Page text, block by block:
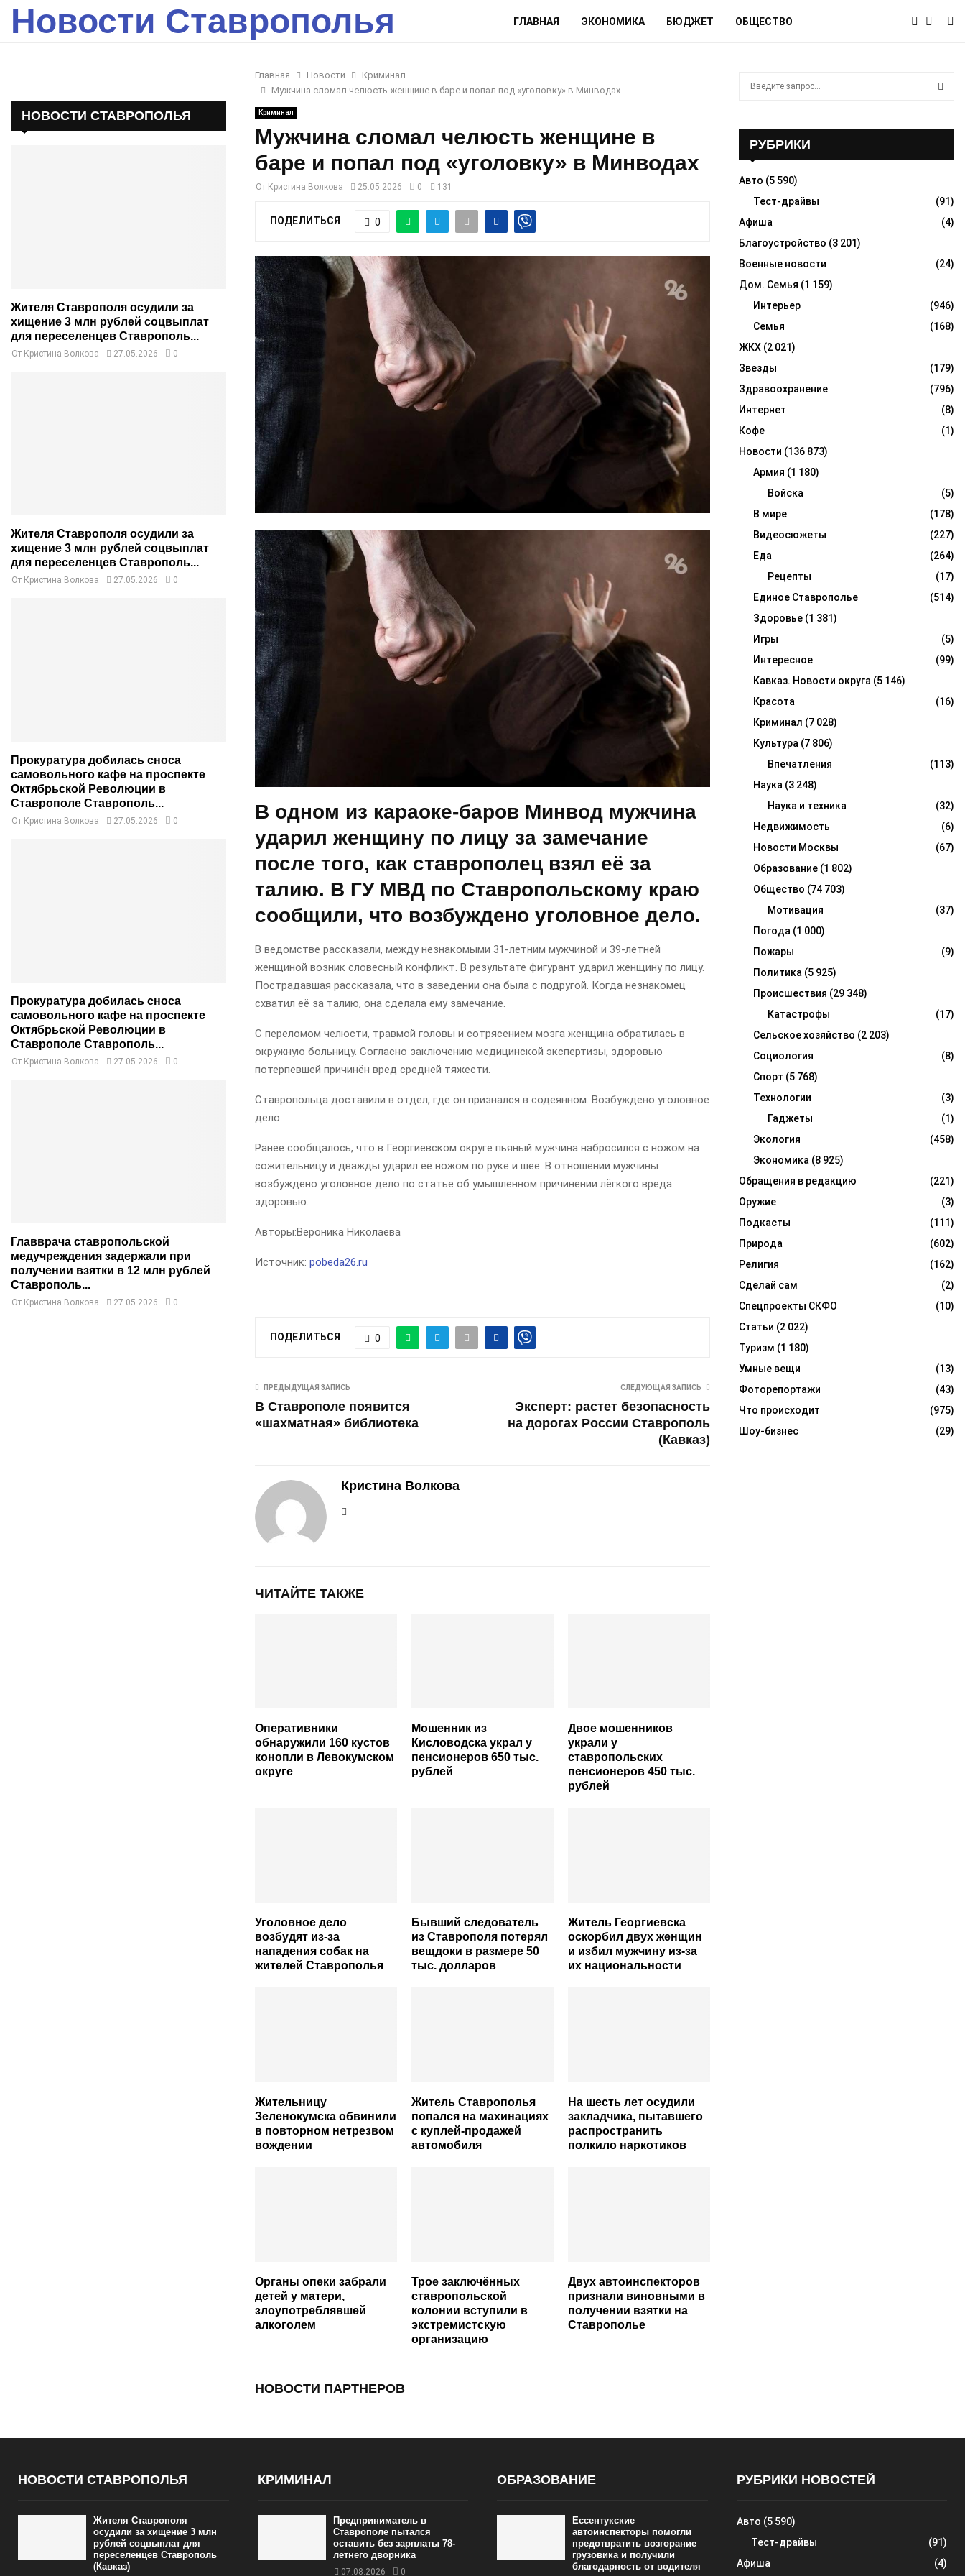
Новости Ставрополья ГЛАВНАЯ ЭКОНОМИКА БЮДЖЕТ ОБЩЕСТВО
Главная Новости
Криминал
Мужчина сломал челюсть женщине в баре и попал под «уголовку» в Минводах
Криминал
Мужчина сломал челюсть женщине в
баре и попал под «уголовку» в Минводах
От Кристина Волкова 25.05.2026 0 131
ПОДЕЛИТЬСЯ 0
В одном из караоке-баров Минвод мужчина
ударил женщину по лицу за замечание
после того, как ставрополец взял её за
талию. В ГУ МВД по Ставропольскому краю
сообщили, что возбуждено уголовное дело.
В ведомстве рассказали, между незнакомыми 31-летним мужчиной и 39-летней
женщиной возник словесный конфликт. В результате фигурант ударил женщину по лицу.
Пострадавшая рассказала, что в заведении она была с подругой. Когда незнакомец
схватил её за талию, она сделала ему замечание.
С переломом челюсти, травмой головы и сотрясением мозга женщина обратилась в
окружную больницу. Согласно заключению медицинской экспертизы, здоровью
потерпевшей причинён вред средней тяжести.
Ставропольца доставили в отдел, где он признался в содеянном. Возбуждено уголовное
дело.
Ранее сообщалось, что в Георгиевском округе пьяный мужчина набросился с ножом на
сожительницу и дважды ударил её ножом по руке и шее. В отношении мужчины
возбуждено уголовное дело по статье об умышленном причинении лёгкого вреда
здоровью.
Авторы:Вероника Николаева
Источник: pobeda26.ru
ПОДЕЛИТЬСЯ 0
ПРЕДЫДУЩАЯ ЗАПИСЬ
В Ставрополе появится
«шахматная» библиотека
СЛЕДУЮЩАЯ ЗАПИСЬ
Эксперт: растет безопасность
на дорогах России Ставрополь
(Кавказ)
Кристина Волкова
ЧИТАЙТЕ ТАКЖЕ
Оперативники
обнаружили 160 кустов
конопли в Левокумском
округе
Мошенник из
Кисловодска украл у
пенсионеров 650 тыс.
рублей
Двое мошенников
украли у
ставропольских
пенсионеров 450 тыс.
рублей
Уголовное дело
возбудят из-за
нападения собак на
жителей Ставрополья
Бывший следователь
из Ставрополя потерял
вещдоки в размере 50
тыс. долларов
Житель Георгиевска
оскорбил двух женщин
и избил мужчину из-за
их национальности
Жительницу
Зеленокумска обвинили
в повторном нетрезвом
вождении
Житель Ставрополья
попался на махинациях
с куплей-продажей
автомобиля
На шесть лет осудили
закладчика, пытавшего
распространить
полкило наркотиков
Органы опеки забрали
детей у матери,
злоупотреблявшей
алкоголем
Трое заключённых
ставропольской
колонии вступили в
экстремистскую
организацию
Двух автоинспекторов
признали виновными в
получении взятки на
Ставрополье
НОВОСТИ ПАРТНЕРОВ
НОВОСТИ СТАВРОПОЛЬЯ
Жителя Ставрополя осудили за
хищение 3 млн рублей соцвыплат
для переселенцев Ставрополь...
От Кристина Волкова 27.05.2026 0
Жителя Ставрополя осудили за
хищение 3 млн рублей соцвыплат
для переселенцев Ставрополь...
От Кристина Волкова 27.05.2026 0
Прокуратура добилась сноса
самовольного кафе на проспекте
Октябрьской Революции в
Ставрополе Ставрополь...
От Кристина Волкова 27.05.2026 0
Прокуратура добилась сноса
самовольного кафе на проспекте
Октябрьской Революции в
Ставрополе Ставрополь...
От Кристина Волкова 27.05.2026 0
Главврача ставропольской
медучреждения задержали при
получении взятки в 12 млн рублей
Ставрополь...
От Кристина Волкова 27.05.2026 0
o
R
C
H
РУБРИКИ
Авто (5 590)
Тест-драйвы
(91)
Афиша
(4)
Благоустройство (3 201)
Военные новости
(24)
Дом. Семья (1 159)
Интерьер
(946)
Семья
(168)
ЖКХ (2 021)
Звезды
(179)
Здравоохранение
(796)
Интернет
(8)
Кофе
(1)
Новости (136 873)
Армия (1 180)
Войска
(5)
В мире
(178)
Видеосюжеты
(227)
Еда
(264)
Рецепты
(17)
Единое Ставрополье
(514)
Здоровье (1 381)
Игры
(5)
Интересное
(99)
Кавказ. Новости округа (5 146)
Красота
(16)
Криминал (7 028)
Культура (7 806)
Впечатления
(113)
Наука (3 248)
Наука и техника
(32)
Недвижимость
(6)
Новости Москвы
(67)
Образование (1 802)
Общество (74 703)
Мотивация
(37)
Погода (1 000)
Пожары
(9)
Политика (5 925)
Происшествия (29 348)
Катастрофы
(17)
Сельское хозяйство (2 203)
Социология
(8)
Спорт (5 768)
Технологии
(3)
Гаджеты
(1)
Экология
(458)
Экономика (8 925)
Обращения в редакцию
(221)
Оружие
(3)
Подкасты
(111)
Природа
(602)
Религия
(162)
Сделай сам
(2)
Спецпроекты СКФО
(10)
Статьи (2 022)
Туризм (1 180)
Умные вещи
(13)
Фоторепортажи
(43)
Что происходит
(975)
Шоу-бизнес
(29)
НОВОСТИ СТАВРОПОЛЬЯ
Жителя Ставрополя
осудили за хищение 3 млн
рублей соцвыплат для
переселенцев Ставрополь
(Кавказ)
КРИМИНАЛ
Предприниматель в
Ставрополе пытался
оставить без зарплаты 78-
летнего дворника
07.08.2026 0
ОБРАЗОВАНИЕ
Ессентукские
автоинспекторы помогли
предотвратить возгорание
грузовика и получили
благодарность от водителя
РУБРИКИ НОВОСТЕЙ
Авто (5 590)
Тест-драйвы
(91)
Афиша
(4)